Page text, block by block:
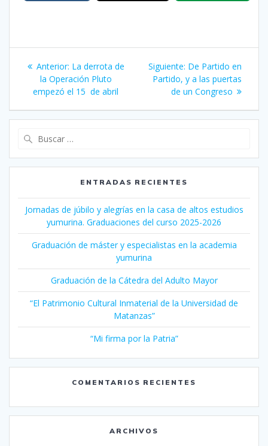
Navegación
de
entradas
Anterior: Entrada
anterior:
La derrota de
la Operación Pluto
empezó el 15 de abril
Siguiente: Siguiente
entrada:
De Partido en
Partido, y a las puertas
de un Congreso
ENTRADAS RECIENTES
Jornadas de júbilo y alegrías en la casa de altos estudios
yumurina. Graduaciones del curso 2025-2026
Graduación de máster y especialistas en la academia
yumurina
Graduación de la Cátedra del Adulto Mayor
“El Patrimonio Cultural Inmaterial de la Universidad de
Matanzas”
“Mi firma por la Patria”
COMENTARIOS RECIENTES
ARCHIVOS